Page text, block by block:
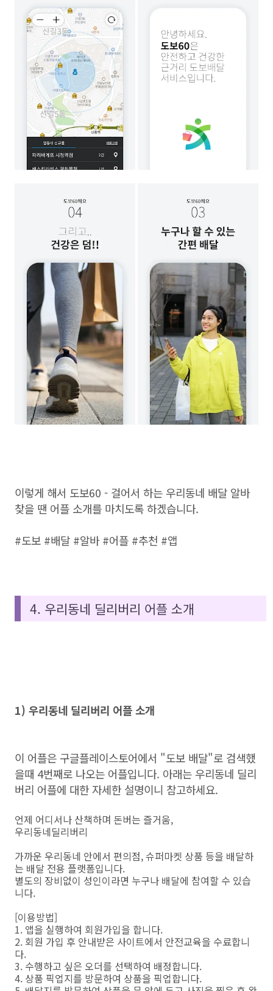
이렇게 해서 도보60 - 걸어서 하는 우리동네 배달 알바
찾을 땐 어플 소개를 마치도록 하겠습니다.
#도보 #배달 #알바 #어플 #추천 #앱
4. 우리동네 딜리버리 어플 소개
1) 우리동네 딜리버리 어플 소개
이 어플은 구글플레이스토어에서 "도보 배달"로 검색했
을때 4번째로 나오는 어플입니다. 아래는 우리동네 딜리
버리 어플에 대한 자세한 설명이니 참고하세요.
언제 어디서나 산책하며 돈버는 즐거움,
우리동네딜리버리
가까운 우리동네 안에서 편의점, 슈퍼마켓 상품 등을 배달하
는 배달 전용 플랫폼입니다.
별도의 장비없이 성인이라면 누구나 배달에 참여할 수 있습
니다.
[이용방법]
1. 앱을 실행하여 회원가입을 합니다.
2. 회원 가입 후 안내받은 사이트에서 안전교육을 수료합니
다.
3. 수행하고 싶은 오더를 선택하여 배정합니다.
4. 상품 픽업지를 방문하여 상품을 픽업합니다.